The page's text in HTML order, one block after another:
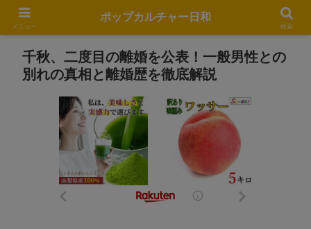
千秋、二度目の離婚を公表！一般男性との
別れの真相と離婚歴を徹底解説
メニュー
ポップカルチャー日和
検索